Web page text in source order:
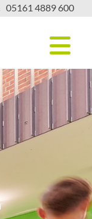
05161 4889 600